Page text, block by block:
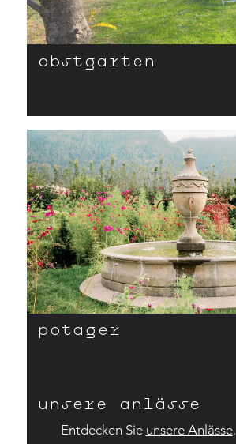
obst­garten
potager
unsere anlässe
Entdecken Sie unsere Anlässe.